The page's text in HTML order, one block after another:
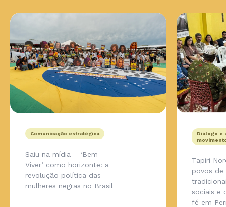
Comunicação estratégica
Saiu na mídia – ‘Bem
Viver’ como horizonte: a
revolução política das
mulheres negras no Brasil
Diálogo e
Tapiri
povos de
sociais e
fé em